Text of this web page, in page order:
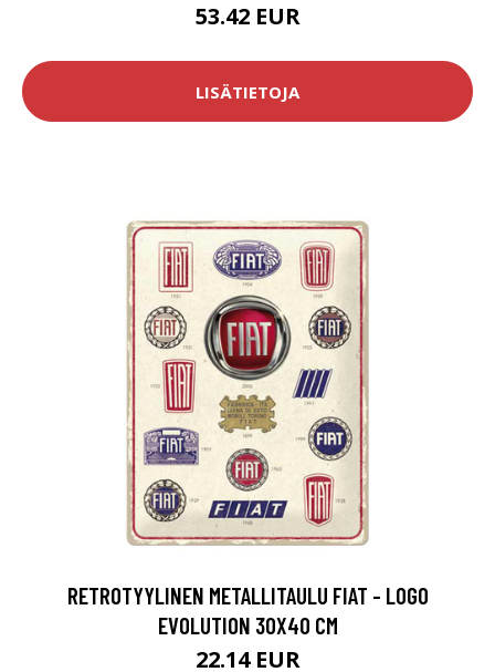
53.42 EUR
LISÄTIETOJA
RETROTYYLINEN METALLITAULU FIAT - LOGO
EVOLUTION 30X40 CM
22.14 EUR